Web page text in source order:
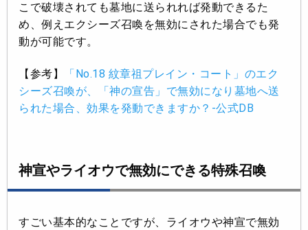
こで破壊されても墓地に送られれば発動できるた
め、例えエクシーズ召喚を無効にされた場合でも発
動が可能です。
【参考】
「No.18 紋章祖プレイン・コート」のエク
シーズ召喚が、「神の宣告」で無効になり墓地へ送
られた場合、効果を発動できますか？-公式DB
神宣やライオウで無効にできる特殊召喚
すごい基本的なことですが、ライオウや神宣で無効